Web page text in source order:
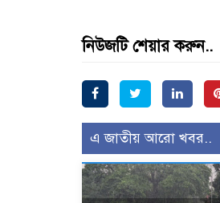
নিউজটি শেয়ার করুন..
এ জাতীয় আরো খবর..